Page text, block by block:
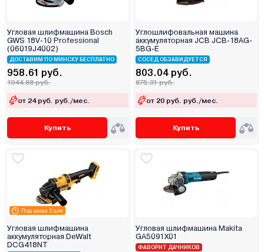
Угловая шлифмашина Bosch
GWS 18V-10 Professional
(06019J4002)
ДОСТАВИМ ПО МИНСКУ БЕСПЛАТНО
958.61 руб.
1044.88 руб.
от 24 руб. руб./мес.
Купить
Углошлифовальная машина
аккумуляторная JCB JCB-18AG-
5BG-E
СОСЕД ОБЗАВИДУЕТСЯ
803.04 руб.
875.31 руб.
от 20 руб. руб./мес.
Купить
Под заказ 3 дня
Угловая шлифмашина
аккумуляторная DeWalt
DCG418NT
Угловая шлифмашина Makita
GA5091X01
ФАВОРИТ ДАЧНИКОВ